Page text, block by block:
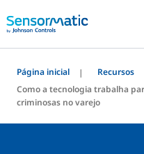
Página inicial
Recursos
Como a tecnologia trabalha
criminosas no varejo